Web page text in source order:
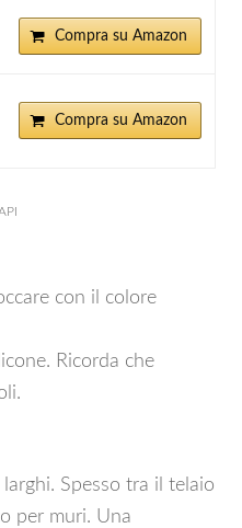
Compra su Amazon
Compra su Amazon
con il colore
Ricorda che
Spesso tra il telaio
per muri. Una